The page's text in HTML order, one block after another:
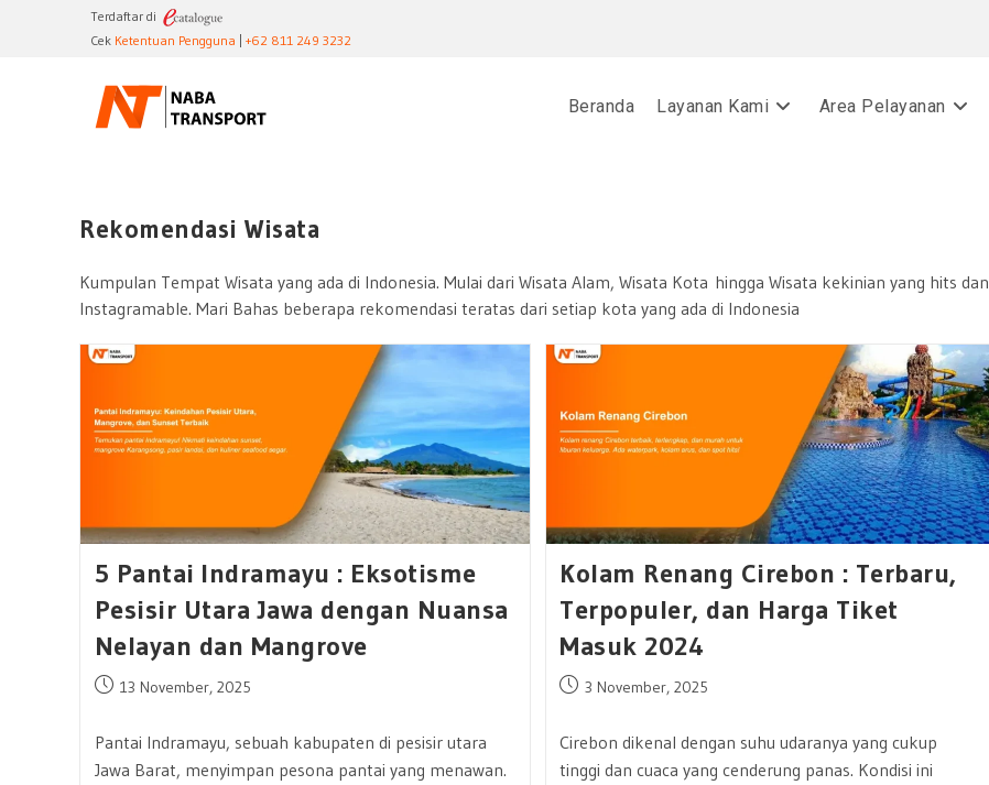
Terdaftar di
Cek Ketentuan Pengguna +62 811 249 3232
Beranda Layanan Kami Area Pelayanan
Rekomendasi Wisata
Kumpulan Tempat Wisata yang ada di Indonesia. Mulai dari Wisata Alam, Wisata Kota hingga Wisata kekinian yang hits dan
Instagramable. Mari Bahas beberapa rekomendasi teratas dari setiap kota yang ada di Indonesia
5 Pantai Indramayu : Eksotisme
Pesisir Utara Jawa dengan Nuansa
Nelayan dan Mangrove
Post13 November, 2025
Pantai Indramayu, sebuah kabupaten di pesisir utara
Jawa Barat, menyimpan pesona pantai yang menawan.
Kolam Renang Cirebon : Terbaru,
Terpopuler, dan Harga Tiket
Masuk 2024
Post3 November, 2025
Cirebon dikenal dengan suhu udaranya yang cukup
tinggi dan cuaca yang cenderung panas. Kondisi ini